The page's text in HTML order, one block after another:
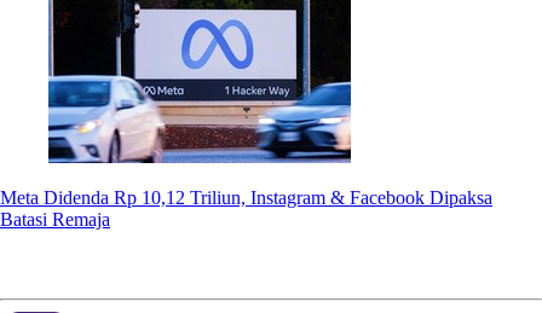
Meta Didenda Rp 10,12 Triliun, Instagram & Facebook Dipaksa
Batasi Remaja